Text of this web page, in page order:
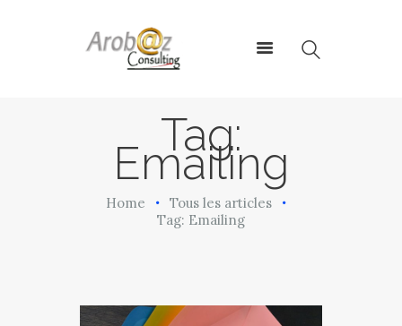
Tag:
Emailing
Home
Tous les articles
Tag: Emailing
ArobazConsulting
ACCUEIL
NOS SOLUTIONS
RÉALISATIONS